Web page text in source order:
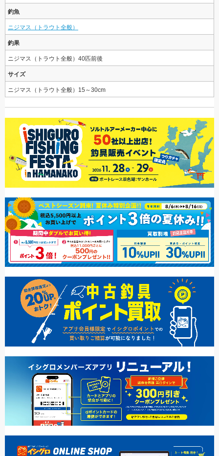
釣魚
ニジマス（トラウト全般）
釣果
ニジマス（トラウト全般）40匹前後
サイズ
ニジマス（トラウト全般）15～30cm